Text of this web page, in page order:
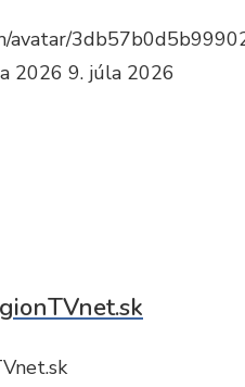
avatar/
2026 9. júla 2026